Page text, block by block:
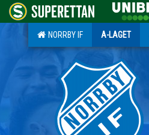
NORRBY IF A-LAGET